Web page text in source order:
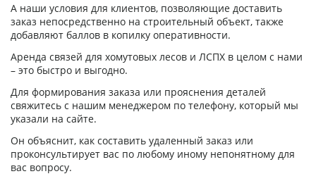
А наши условия для клиентов, позволяющие доставить
заказ непосредственно на строительный объект, также
добавляют баллов в копилку оперативности.
Аренда связей для хомутовых лесов и ЛСПХ в целом с нами
– это быстро и выгодно.
Для формирования заказа или прояснения деталей
свяжитесь с нашим менеджером по телефону, который мы
указали на сайте.
Он объяснит, как составить удаленный заказ или
проконсультирует вас по любому иному непонятному для
вас вопросу.